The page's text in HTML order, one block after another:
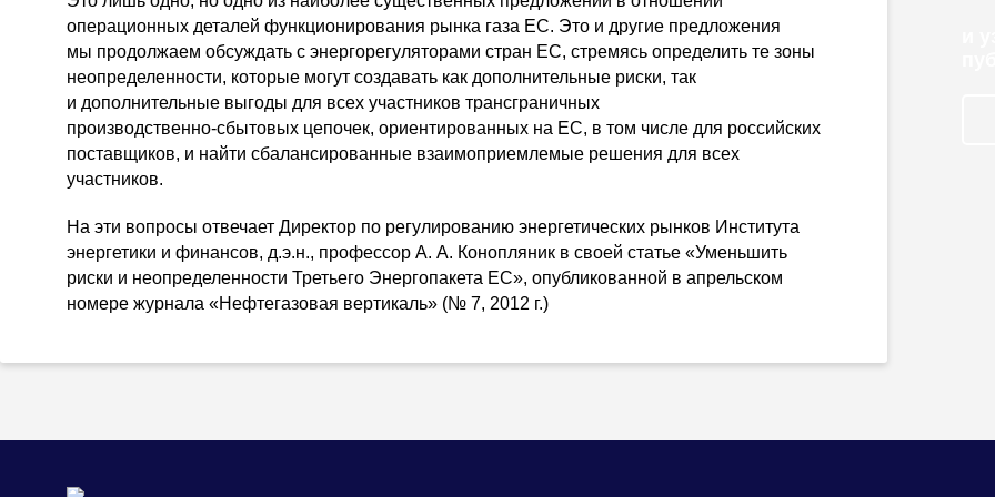
операционных деталей функционирования рынка газа ЕС. Это и другие предложения
мы продолжаем обсуждать с энергорегуляторами стран ЕС, стремясь определить те зоны
неопределенности, которые могут создавать как дополнительные риски, так
и дополнительные выгоды для всех участников трансграничных
производственно-сбытовых цепочек, ориентированных на ЕС, в том числе для российских
поставщиков, и найти сбалансированные взаимоприемлемые решения для всех
участников.
На эти вопросы отвечает Директор по регулированию энергетических рынков Института
энергетики и финансов, д.э.н., профессор А. А. Конопляник в своей статье «Уменьшить
риски и неопределенности Третьего Энергопакета ЕС», опубликованной в апрельском
номере журнала «Нефтегазовая вертикаль» (№ 7, 2012 г.)